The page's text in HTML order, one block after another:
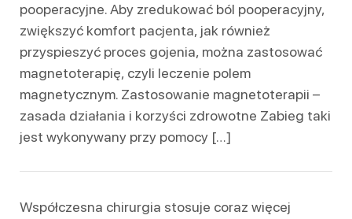
pooperacyjne. Aby zredukować ból pooperacyjny,
zwiększyć komfort pacjenta, jak również
przyspieszyć proces gojenia, można zastosować
magnetoterapię, czyli leczenie polem
magnetycznym. Zastosowanie magnetoterapii –
zasada działania i korzyści zdrowotne Zabieg taki
jest wykonywany przy pomocy […]
Współczesna chirurgia stosuje coraz więcej